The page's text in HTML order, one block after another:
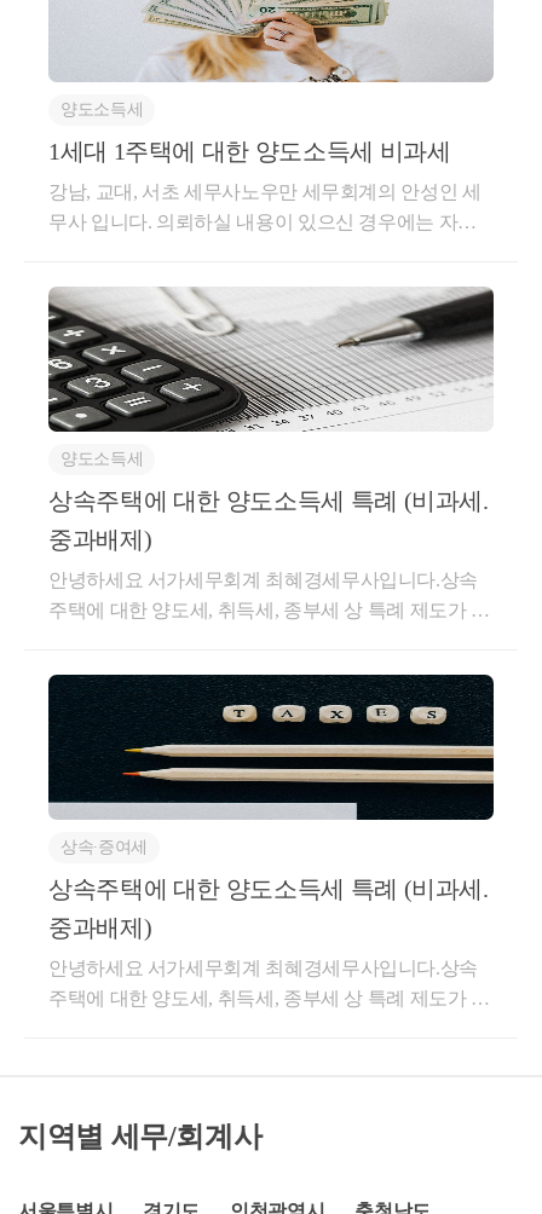
양도소득세
1세대 1주택에 대한 양도소득세 비과세
강남, 교대, 서초 세무사노우만 세무회계의 안성인 세
무사 입니다. 의뢰하실 내용이 있으신 경우에는 자료
다.​양도소득세가 과세되지 않는 1세대 1주택(1) 개요​1
주택을 소유하는 1세대가 양도일 현재 2년 이상 보유
한 국내의 1주택을 양도할 때에는 비과세가 적용됩니
다. 단, 실지거래가액이 9억 원을 초과하는 부분은 비
과세가 적용되지 않습니다. ​​(2) 요건​▶ 거주기간 요건
(조정대상지역에 있는 주택의 경우에만 적용)취득당시
조정대상 지역에 있는 주택의 경우 보유기간 중 2년 이
상 거주하여야 합니다. 다만, 다음의 주택을 양도하는
017년8월2일) 이전 취득한 주택 (지정일 이전 매매계약
을 체결 및 계약금을 지급한 경우 포함)- 2019년12월16
일 이전에 세무서 및 시,군,구에 등록한 임대주택으로
후 임대주택으로 등록한 경우에는 거주요건 적용됨​)​▶
보유기간 요건- 주택을 취득한 날부터 양도한 날까지
의 기간이 2년 이상이 되어야 합니다. - 2021년 1월1일
이후부터는 1세대가 1주택 이상을 보유한 경우, 다른
주택을 모두 양도하고 최종적으로 1주택을 보유하게
된 날부터 2년 이상이 되어야 합니다. ​​(3) 비과세 제외
에 해당되는 경우​▶ 1세대 1주택이라도 취득등기를 하
지 않고 매도하는 '미등기 양도' 의 경우에는 비과세 요
건에 해당된다 하더라도 양도소득세를 부담하여야 합
니다. '미등기 양도'인 경우에는 양도차익의 70%에 해
당되는 세율이 적용됩니다. ​▶ 1세대 1주택이라도 '고
가주택'(양도가액이 9억원을 초과하는 경우)에 해당되
의 비과세 규정을 적용할 때 비과세 받을 세액에서 아
양도소득세
상속주택에 대한 양도소득세 특례 (비과세.
중과배제)
안녕하세요 서가세무회계 최혜경세무사입니다.상속
주택에 대한 양도세, 취득세, 종부세 상 특례 제도가 있
기 때문인데요.상속주택에 대한 양도세 특례는 일반적
으로상속주택 과 기존 주택을 보유하고 있을 때'기존
주택'에 대한 양도세 비과세 및 중과 배제 혜택을 주게
됩니다.일반적으로 상속주택을 즉시 매도하게 되면취
득가 (상속가액) = 양도가 (매매가액) 이 동일하기 때문
에1차적으로 양도소득세 상 과세금액이 없는 경우가
일반적이며일반 주택 매도 후 상속 주택이 남은 경우
상속주택에 대한 1세대 1주택 비과세가 가능하기 때문
우,일반주택에 대한 양도소득세 특례 제도를 정확히
확인해보아야 하는데요.상속주택을 보유한다면 어떠
한 매도 / 보유 플랜을 짜셔야 하는지그 전에 상속주택
주택으로 인한 비과세 특례 요건을 살펴보겠습니다.일
반 주택 + 상속 주택 → 일반 주택을 양도할 때일반 주
상속∙증여세
상속주택에 대한 양도소득세 특례 (비과세.
중과배제)
안녕하세요 서가세무회계 최혜경세무사입니다.상속
주택에 대한 양도세, 취득세, 종부세 상 특례 제도가 있
주택'에 대한 양도세 비과세 및 중과 배제 혜택을 주게
됩니다.일반적으로 상속주택을 즉시 매도하게 되면취
에1차적으로 양도소득세 상 과세금액이 없는 경우가
지역별 세무/회계사